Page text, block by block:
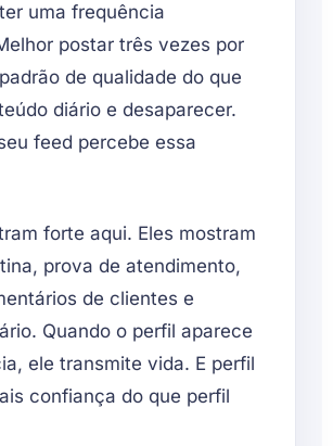
uma frequência
postar três vezes por
de qualidade do que
diário e desaparecer.
feed percebe essa
forte aqui. Eles mostram
prova de atendimento,
de clientes e
Quando o perfil aparece
ele transmite vida. E perfil
confiança do que perfil